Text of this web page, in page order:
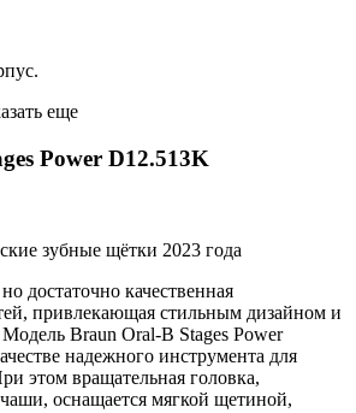
еще
Power D12.513K
достаточно качественная
привлекающая стильным дизайном и
Braun Oral-B Stages Power
надежного инструмента для
этом вращательная головка,
оснащается мягкой щетиной,